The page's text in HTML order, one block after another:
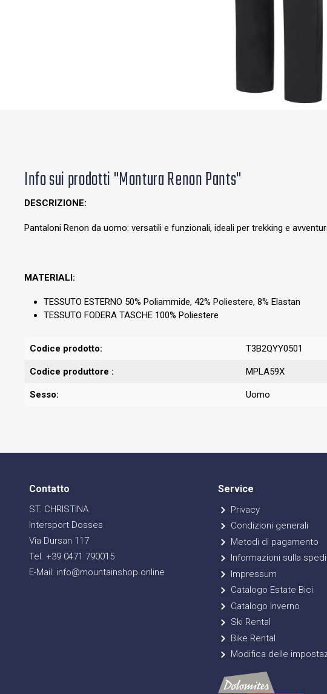
Info sui prodotti "Montura Renon Pants"
DESCRIZIONE:
Pantaloni Renon da uomo: versatili e funzionali, ideali per trekking e
MATERIALI:
TESSUTO ESTERNO 50% Poliammide, 42% Poliestere, 8% Elastan
TESSUTO FODERA TASCHE 100% Poliestere
Codice prodotto: T3B2QYY0501
Codice produttore : MPLA59X
Sesso: Uomo
Contatto
ST. CHRISTINA
Intersport Dosses
Via Dursan 117
Tel. +39 0471 790015
E-Mail: info@mountainshop.online
Service
Privacy
Condizioni generali
Metodi di pagamento
Informazioni sulla
Impressum
Catalogo Estate Bici
Catalogo Inverno
Ski Rental
Bike Rental
Modifica delle